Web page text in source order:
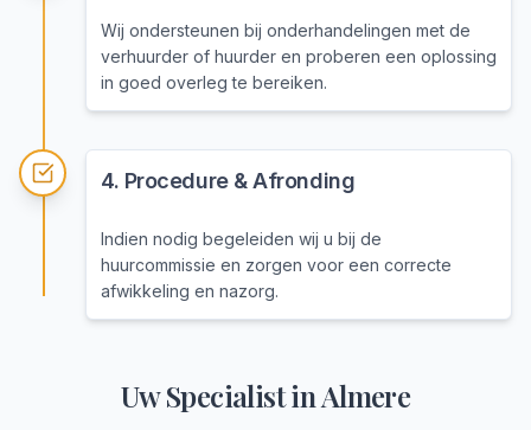
Wij ondersteunen bij onderhandelingen met de
verhuurder of huurder en proberen een oplossing
in goed overleg te bereiken.
4. Procedure & Afronding
Indien nodig begeleiden wij u bij de
huurcommissie en zorgen voor een correcte
afwikkeling en nazorg.
Uw Specialist inAlmere